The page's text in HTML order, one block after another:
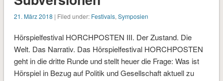
21. März 2018 | Filed under: Festivals, Symposien
Hörspielfestival HORCHPOSTEN III. Der Zustand. Die
Welt. Das Narrativ. Das Hörspielfestival HORCHPOSTEN
geht in die dritte Runde und stellt heuer die Frage: Was ist
Hörspiel in Bezug auf Politik und Gesellschaft aktuell zu